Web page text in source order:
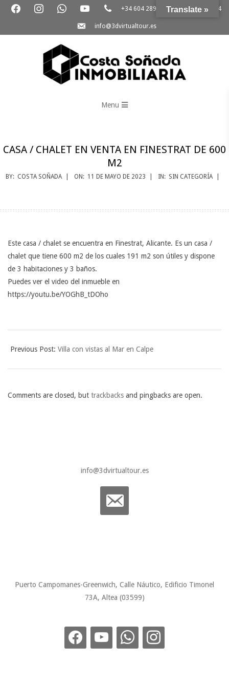
Skipfacebook instagramwhatsapp youtube phone
+34 604 289 264
+34 865 796 054
email-
alt
info@3dvirtualtour.es
Menu
CASA / CHALET EN VENTA EN FINESTRAT DE 600
M2
BY: COSTA SOÑADA ON: 11 DE MAYO DE 2023 IN: SIN CATEGORÍA
Este casa / chalet se encuentra en Finestrat, Alicante. Es un casa /
chalet que tiene 600 m2 de los cuales 191 m2 son útiles y dispone
de 3 habitaciones y 3 baños.
Puedes ver el video del inmueble en
https://youtu.be/YOGhB_tDOho
05-
Previous Post: Villa con vistas al Mar en Calpe
Comments are closed, but trackbacks and pingbacks are open.
info@3dvirtualtour.es
alt
Puerto Campomanes-Greenwich, Calle Náutico, Edificio Timonel
73A, Altea (03599)
facebook youtube whatsapp instagram
Translate »